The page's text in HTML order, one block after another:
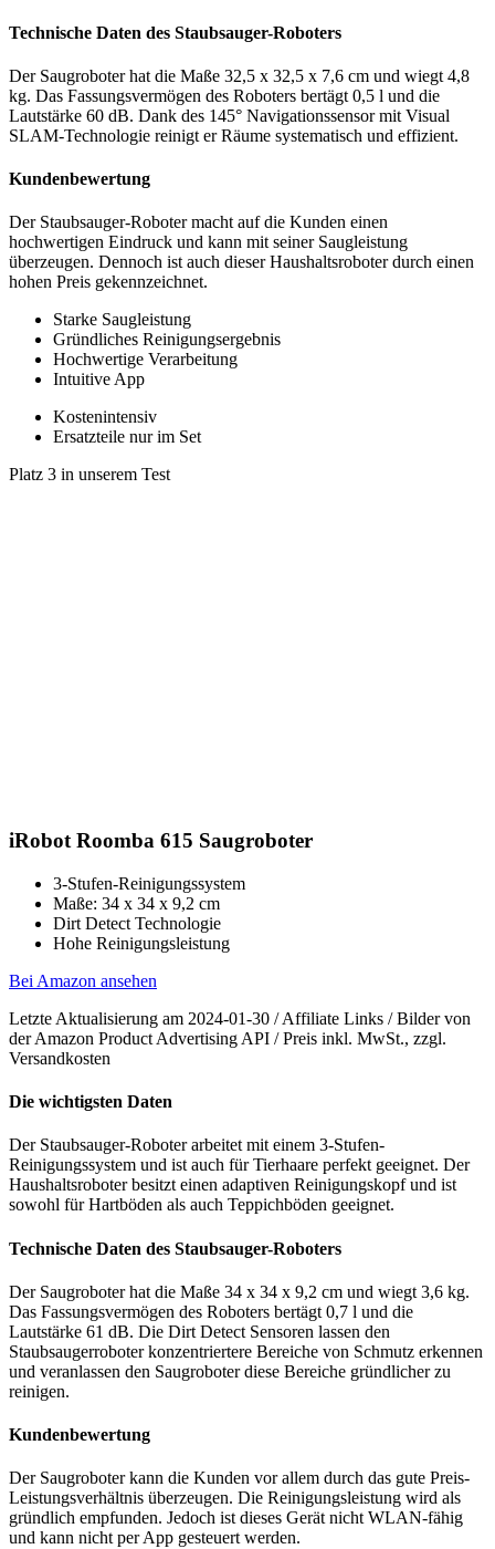
Technische Daten des Staubsauger-Roboters
Der Saugroboter hat die Maße 32,5 x 32,5 x 7,6 cm und wiegt 4,8
kg. Das Fassungsvermögen des Roboters bertägt 0,5 l und die
Lautstärke 60 dB. Dank des 145° Navigationssensor mit Visual
SLAM-Technologie reinigt er Räume systematisch und effizient.
Kundenbewertung
Der Staubsauger-Roboter macht auf die Kunden einen
hochwertigen Eindruck und kann mit seiner Saugleistung
überzeugen. Dennoch ist auch dieser Haushaltsroboter durch einen
hohen Preis gekennzeichnet.
Starke Saugleistung
Gründliches Reinigungsergebnis
Hochwertige Verarbeitung
Intuitive App
Kostenintensiv
Ersatzteile nur im Set
Platz 3 in unserem Test
iRobot Roomba 615 Saugroboter
3-Stufen-Reinigungssystem
Maße: 34 x 34 x 9,2 cm
Dirt Detect Technologie
Hohe Reinigungsleistung
Bei Amazon ansehen
Letzte Aktualisierung am 2024-01-30 / Affiliate Links / Bilder von
der Amazon Product Advertising API / Preis inkl. MwSt., zzgl.
Versandkosten
Die wichtigsten Daten
Der Staubsauger-Roboter arbeitet mit einem 3-Stufen-
Reinigungssystem und ist auch für Tierhaare perfekt geeignet. Der
Haushaltsroboter besitzt einen adaptiven Reinigungskopf und ist
sowohl für Hartböden als auch Teppichböden geeignet.
Technische Daten des Staubsauger-Roboters
Der Saugroboter hat die Maße 34 x 34 x 9,2 cm und wiegt 3,6 kg.
Das Fassungsvermögen des Roboters bertägt 0,7 l und die
Lautstärke 61 dB. Die Dirt Detect Sensoren lassen den
Staubsaugerroboter konzentriertere Bereiche von Schmutz erkennen
und veranlassen den Saugroboter diese Bereiche gründlicher zu
reinigen.
Kundenbewertung
Der Saugroboter kann die Kunden vor allem durch das gute Preis-
Leistungsverhältnis überzeugen. Die Reinigungsleistung wird als
gründlich empfunden. Jedoch ist dieses Gerät nicht WLAN-fähig
und kann nicht per App gesteuert werden.